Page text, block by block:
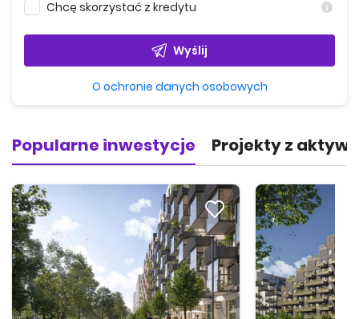
✅ Dla każdego, kto szuka mieszkania w świetnie
zorganizowanej, zielonej i funkcjonalnej części Warszawy
Chcę skorzystać z kredytu
Wyślij
O ochronie danych osobowych
Popularne inwestycje Projekty z